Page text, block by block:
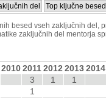
del Top ključne
besed vseh zaključnih del,
zaključnih del mentorja
201020112012 20132014
3 1
1
1